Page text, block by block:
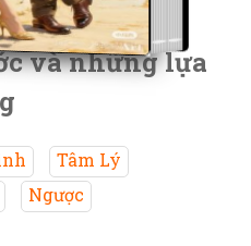
và những lựa
Tâm Lý
Ngược